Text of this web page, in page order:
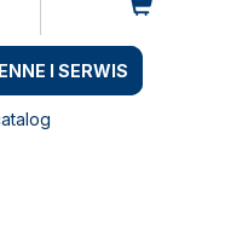
I SERWIS